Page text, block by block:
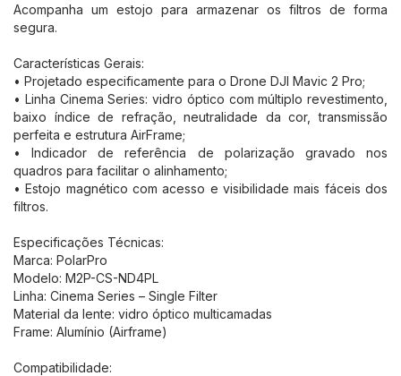
Acompanha um estojo para armazenar os filtros de forma
segura.
Características Gerais:
• Projetado especificamente para o Drone DJI Mavic 2 Pro;
• Linha Cinema Series: vidro óptico com múltiplo revestimento,
baixo índice de refração, neutralidade da cor, transmissão
perfeita e estrutura AirFrame;
• Indicador de referência de polarização gravado nos
quadros para facilitar o alinhamento;
• Estojo magnético com acesso e visibilidade mais fáceis dos
filtros.
Especificações Técnicas:
Marca: PolarPro
Modelo: M2P-CS-ND4PL
Linha: Cinema Series – Single Filter
Material da lente: vidro óptico multicamadas
Frame: Alumínio (Airframe)
Compatibilidade: